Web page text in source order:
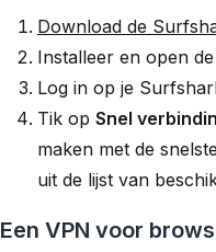
Download de
Installeer en open
Log in op je
Tik op Snel
maken met de
uit de lijst van
Een VPN voor